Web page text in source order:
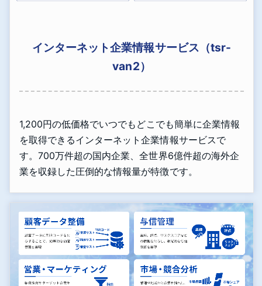
インターネット企業情報サービス（tsr-
van2）
1,200円の低価格でいつでもどこでも簡単に企業情報
を取得できるインターネット企業情報サービスで
す。700万件超の国内企業、全世界6億件超の海外企
業を収録した圧倒的な情報量が特徴です。